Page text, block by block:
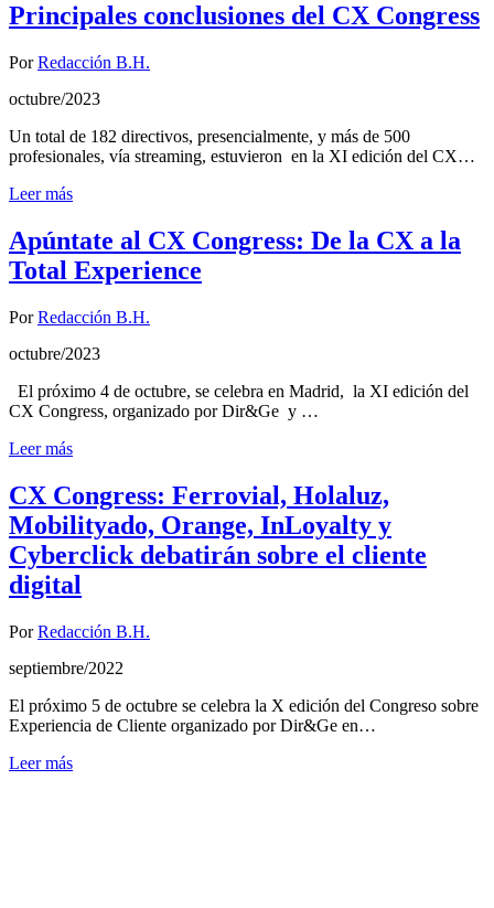
Principales conclusiones del CX Congress
PorRedacción B.H.
octubre/2023
Un total de 182 directivos, presencialmente, y más de 500
profesionales, vía streaming, estuvieron en la XI edición del CX…
Leer más
Apúntate al CX Congress: De la CX a la
Total Experience
PorRedacción B.H.
octubre/2023
El próximo 4 de octubre, se celebra en Madrid, la XI edición del
CX Congress, organizado por Dir&Ge y …
Leer más
CX Congress: Ferrovial, Holaluz,
Mobilityado, Orange, InLoyalty y
Cyberclick debatirán sobre el cliente
digital
PorRedacción B.H.
septiembre/2022
El próximo 5 de octubre se celebra la X edición del Congreso sobre
Experiencia de Cliente organizado por Dir&Ge en…
Leer más